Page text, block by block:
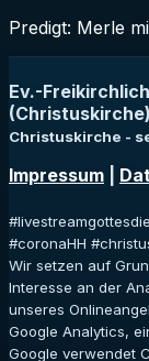
Predigt: Merle
Ev.-
(Christuskirche)
Christuskirche -
Impressum
#coronaHH
Wir setzen auf
Interesse an der
unseres
Google Analytics,
Google verwendet